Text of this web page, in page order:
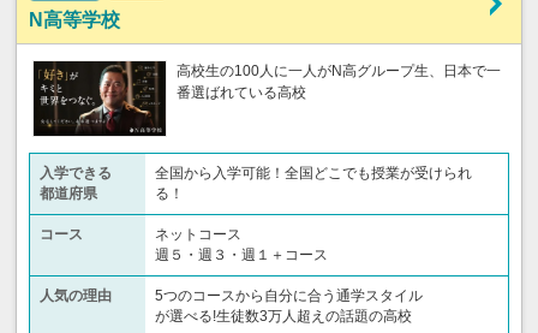
N高等学校
高校生の100人に一人がN高グループ生、日本で一
番選ばれている高校
入学できる
都道府県
全国から入学可能！全国どこでも授業が受けられ
る！
コース
ネットコース
週５・週３・週１＋コース
人気の理由
5つのコースから自分に合う通学スタイル
が選べる!生徒数3万人超えの話題の高校